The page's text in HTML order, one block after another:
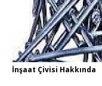
İnşaat Çivisi Hakkında